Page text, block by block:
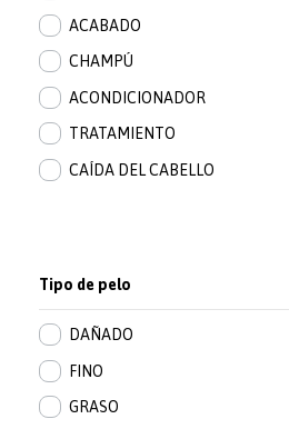
ACABADO
CHAMPÚ
ACONDICIONADOR
TRATAMIENTO
CAÍDA DEL CABELLO
Tipo de pelo
DAÑADO
FINO
GRASO